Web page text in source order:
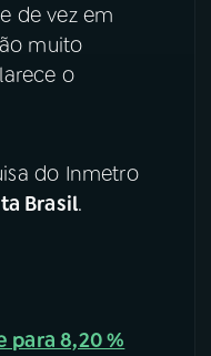
de vez em
muito
o
do Inmetro
Brasil.
para 8,20 %